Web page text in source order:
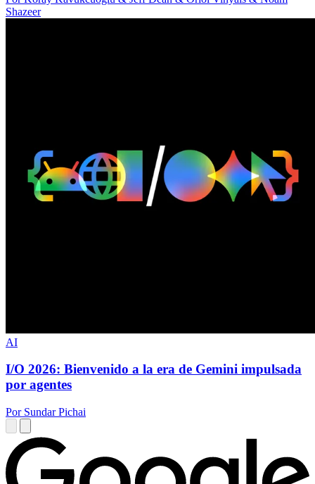
Shazeer
AI
I/O 2026: Bienvenido a la era de Gemini impulsada
por agentes
Por Sundar Pichai